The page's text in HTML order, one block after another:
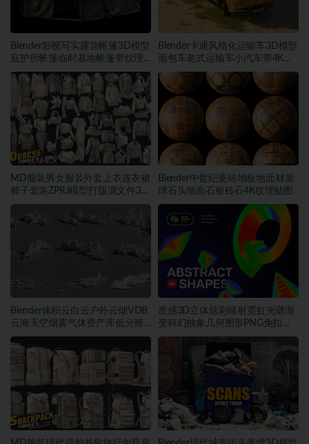
Blender影视写实露营帐篷3D模型
庇护所帐篷临时基地帐篷带纹理
贴图
Blender卡通风格化运输车3D模型
面包车老式运输车小汽车带4K纹
理
MD服装男女服装外套上衣连衣裙
裤子套装ZPRJ模型打版源文件3D
服装
Blender中世纪瓷砖地板地面材质
球石头地面石板砖石4K纹理贴图
Blender体积云白云户外云烟VDB
云海天空烟雾气体资产库低分辨
率云素材
质感3D立体炫彩镭射霓虹光谱渐
变科幻抽象几何图形PNG免扣设
计素材